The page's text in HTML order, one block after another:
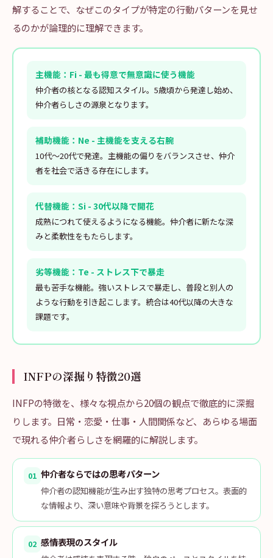
解することで、なぜこのタイプが特定の行動パターンを見せ
るのかが論理的に理解できます。
主機能：Fi - 最も得意で無意識に使う機能
仲介者の核となる認知スタイル。5歳頃から発達し始め、
仲介者らしさの源泉となります。
補助機能：Ne - 主機能を支える右腕
10代〜20代で発達。主機能の偏りをバランスさせ、仲介
者を社会で活きる存在にします。
代替機能：Si - 30代以降で開花
成熟につれて使えるようになる機能。仲介者に新たな深
みと柔軟性をもたらします。
劣等機能：Te - ストレス下で暴走
最も苦手な機能。強いストレスで暴走し、普段と別人の
ような行動を引き起こします。統合は40代以降の大きな
課題です。
INFPの深掘り特徴20選
INFPの特徴を、様々な視点から20個の観点で徹底的に深掘
りします。日常・恋愛・仕事・人間関係など、あらゆる場面
で現れる仲介者らしさを網羅的に解説します。
01 仲介者ならではの思考パターン
仲介者の認知機能が生み出す独特の思考プロセス。表面的
な情報より、深い意味や背景を探ろうとします。
02 感情表現のスタイル